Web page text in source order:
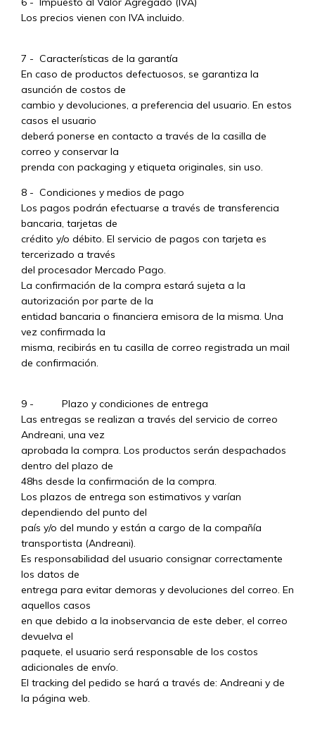
Los precios vienen con IVA incluido.
7 - Características de la garantía
En caso de productos defectuosos, se garantiza la
asunción de costos de
cambio y devoluciones, a preferencia del usuario. En estos
casos el usuario
deberá ponerse en contacto a través de la casilla de
correo y conservar la
prenda con packaging y etiqueta originales, sin uso.
8 - Condiciones y medios de pago
Los pagos podrán efectuarse a través de transferencia
bancaria, tarjetas de
crédito y/o débito. El servicio de pagos con tarjeta es
tercerizado a través
del procesador Mercado Pago.
La confirmación de la compra estará sujeta a la
autorización por parte de la
entidad bancaria o financiera emisora de la misma. Una
vez confirmada la
misma, recibirás en tu casilla de correo registrada un mail
de confirmación.
9 - Plazo y condiciones de entrega
Las entregas se realizan a través del servicio de correo
Andreani, una vez
aprobada la compra. Los productos serán despachados
dentro del plazo de
48hs desde la confirmación de la compra.
Los plazos de entrega son estimativos y varían
dependiendo del punto del
país y/o del mundo y están a cargo de la compañía
transportista (Andreani).
Es responsabilidad del usuario consignar correctamente
los datos de
entrega para evitar demoras y devoluciones del correo. En
aquellos casos
en que debido a la inobservancia de este deber, el correo
devuelva el
paquete, el usuario será responsable de los costos
adicionales de envío.
El tracking del pedido se hará a través de: Andreani y de
la página web.